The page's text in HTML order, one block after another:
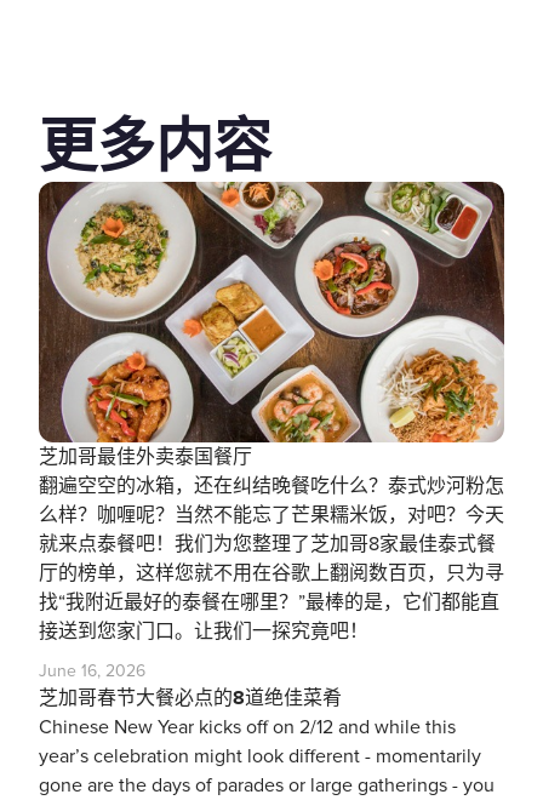
更多内容
芝加哥最佳外卖泰国餐厅
翻遍空空的冰箱，还在纠结晚餐吃什么？泰式炒河粉怎
么样？咖喱呢？当然不能忘了芒果糯米饭，对吧？今天
就来点泰餐吧！我们为您整理了芝加哥8家最佳泰式餐
厅的榜单，这样您就不用在谷歌上翻阅数百页，只为寻
找“我附近最好的泰餐在哪里？”最棒的是，它们都能直
接送到您家门口。让我们一探究竟吧！
June 16, 2026
芝加哥春节大餐必点的8道绝佳菜肴
Chinese New Year kicks off on 2/12 and while this
year’s celebration might look different - momentarily
gone are the days of parades or large gatherings - you